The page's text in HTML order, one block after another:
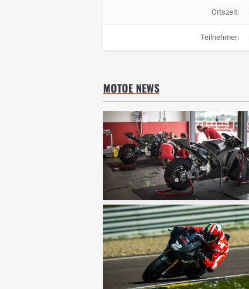
Ortszeit:
Teilnehmer:
MOTOE NEWS